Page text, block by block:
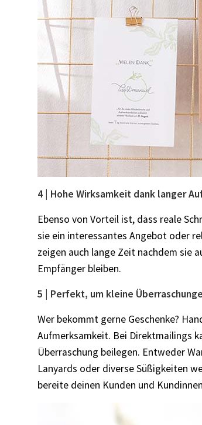
4 | Hohe Wirksamkeit dank langer
Ebenso von Vorteil ist, dass reale
sie ein interessantes Angebot oder
zeigen auch lange Zeit nachdem sie
Empfänger bleiben.
5 | Perfekt, um kleine
Wer bekommt gerne Geschenke?
Aufmerksamkeit. Bei Direktmailings
Überraschung beilegen. Entweder
Lanyards oder diverse Süßigkeiten
bereite deinen Kunden und